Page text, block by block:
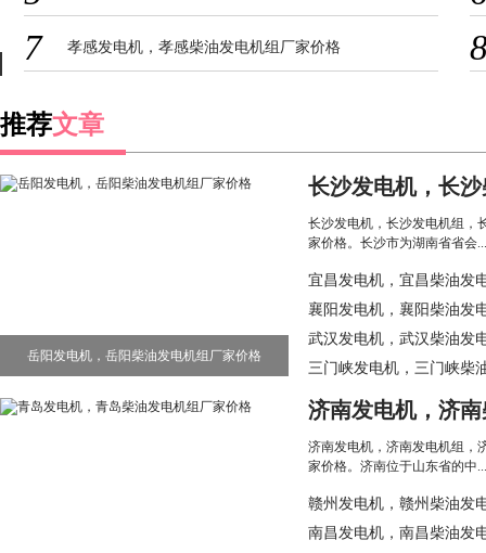
7
孝感发电机，孝感柴油发电机组厂家价格
推荐文章
岳阳发电机，岳阳柴油发电机组厂家价格
长沙发电机，长
组厂家价格
长沙发电机，长沙发电机组，
家价格。长沙市为湖南省省会
宜昌发电机，宜昌柴油发
襄阳发电机，襄阳柴油发
武汉发电机，武汉柴油发
三门峡发电机，三门峡柴
济南发电机，济
组厂家价格
济南发电机，济南发电机组，
家价格。济南位于山东省的中
赣州发电机，赣州柴油发
南昌发电机，南昌柴油发